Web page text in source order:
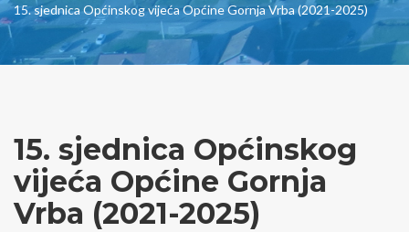
15. sjednica Općinskog vijeća Općine Gornja Vrba (2021-2025)
15. sjednica Općinskog
vijeća Općine Gornja
Vrba (2021-2025)